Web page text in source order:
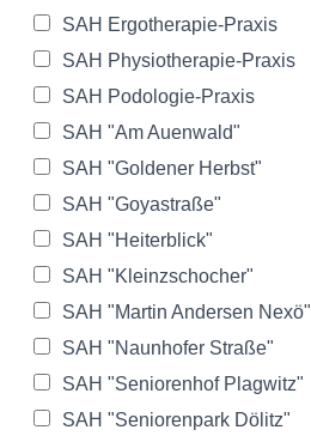
SAH Ergotherapie-Praxis
SAH Physiotherapie-Praxis
SAH Podologie-Praxis
SAH "Am Auenwald"
SAH "Goldener Herbst"
SAH "Goyastraße"
SAH "Heiterblick"
SAH "Kleinzschocher"
SAH "Martin Andersen Nexö"
SAH "Naunhofer Straße"
SAH "Seniorenhof Plagwitz"
SAH "Seniorenpark Dölitz"